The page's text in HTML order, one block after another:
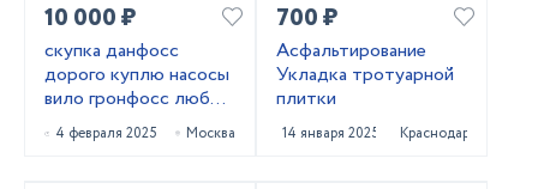
10 000 ₽
скупка данфосс
дорого куплю насосы
вило гронфосс любое
модель срочно
4 февраля 2025 Москва
700 ₽
Асфальтирование
Укладка тротуарной
плитки
14 января 2025 Краснодар